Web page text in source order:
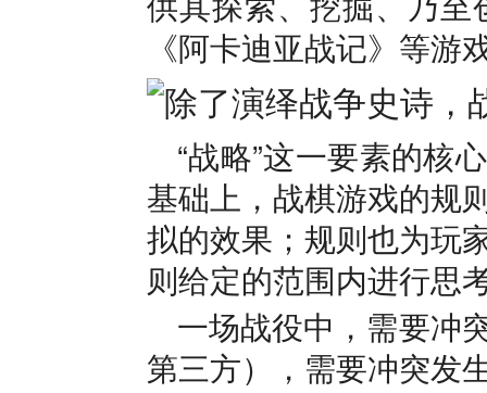
《阿卡迪亚战记》等
“战略”这一要素的核
基础上，战棋游戏的规
拟的效果；规则也为玩
则给定的范围内进行思
一场战役中，需要冲
第三方），需要冲突